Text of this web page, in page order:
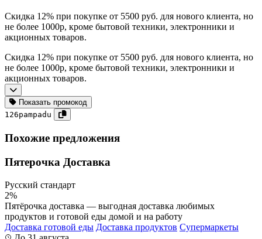
Скидка 12% при покупке от 5500 руб. для нового клиента, но
не более 1000р, кроме бытовой техники, электронники и
акционных товаров.
Скидка 12% при покупке от 5500 руб. для нового клиента, но
не более 1000р, кроме бытовой техники, электронники и
акционных товаров.
Показать промокод
126pampadu
Похожие предложения
Пятерочка Доставка
Русский стандарт
2%
Пятёрочка доставка — выгодная доставка любимых
продуктов и готовой еды домой и на работу
Доставка готовой еды Доставка продуктов Супермаркеты